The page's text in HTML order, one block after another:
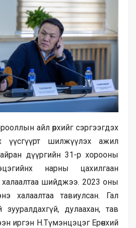
айл өрхийг сэргээгдэх
үүсгүүрт шилжүүлэх ажил
дүүргийн 31-р хорооны
нарны цахилгаан
халаалтаа шийджээ. 2023 оны
халаалтаа тавиулсан. Гал
зууралдахгүй, дулаахан, тав
иргэн Н.Түмэнцэцэг Ерөнхий